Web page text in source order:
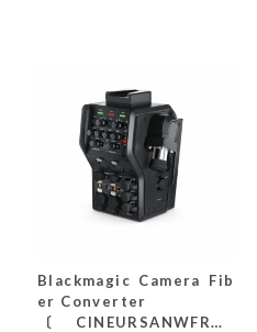
Blackmagic Camera Fib
er Converter
〔CINEURSANWFRCA